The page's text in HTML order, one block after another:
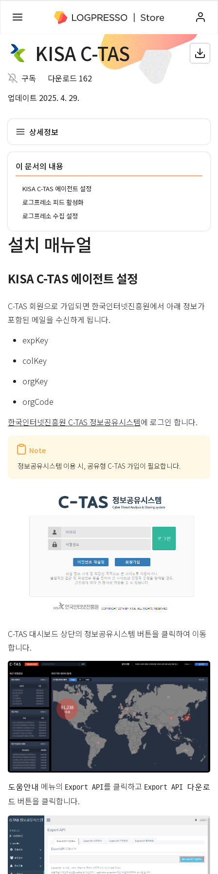
KISA C-TAS
구독
다운로드 162
업데이트 2025. 4. 29.
상세정보
설치 매뉴얼
KISA C-TAS 에이전트 설정
C-TAS 회원으로 가입되면 한국인터넷진흥원에서 아래 정보가
포함된 메일을 수신하게 됩니다.
expKey
colKey
orgKey
orgCode
한국인터넷진흥원 C-TAS 정보공유시스템에 로그인 합니다.
Note
정보공유시스템 이용 시, 공유형 C-TAS 가입이 필요합니다.
C-TAS 대시보드 상단의 정보공유시스템 버튼을 클릭하여 이동
합니다.
도움안내 메뉴의 Export API를 클릭하고 Export API 다운로
드 버튼을 클릭합니다.
이 문서의 내용
KISA C-TAS 에이전트 설정
로그프레소 피드 활성화
로그프레소 수집 설정